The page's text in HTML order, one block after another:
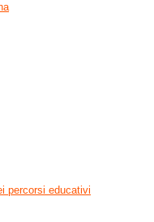
percorsi educativi